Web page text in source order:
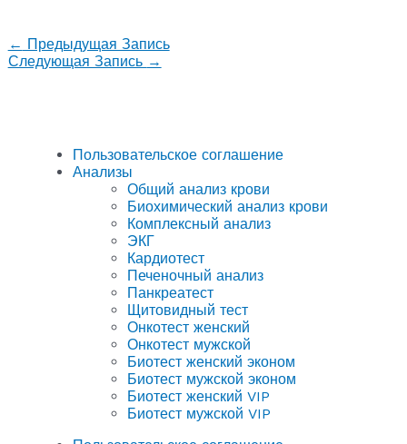
← Предыдущая Запись
Следующая Запись →
Пользовательское соглашение
Анализы
Общий анализ крови
Биохимический анализ крови
Комплексный анализ
ЭКГ
Кардиотест
Печеночный анализ
Панкреатест
Щитовидный тест
Онкотест женский
Онкотест мужской
Биотест женский эконом
Биотест мужской эконом
Биотест женский VIP
Биотест мужской VIP